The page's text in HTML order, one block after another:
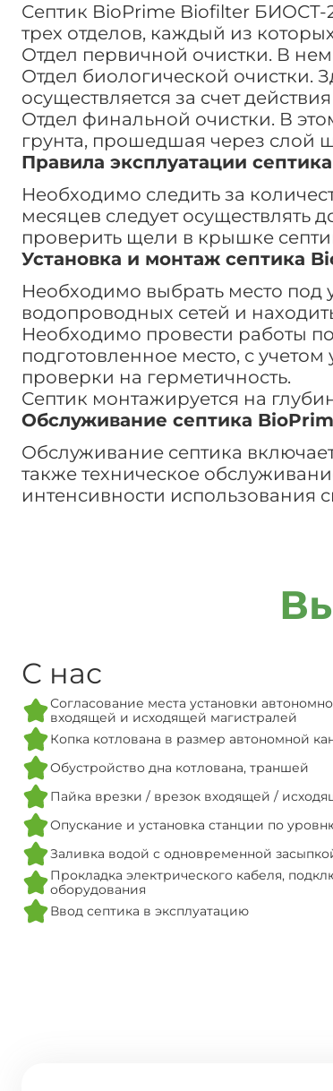
Септик BioPrime Biofilter БИОСТ-
трех отделов, каждый из
Отдел первичной очистки. В
Отдел биологической очистки.
осуществляется за счет
Отдел финальной очистки. В
грунта, прошедшая через слой
Правила эксплуатации
Необходимо следить за
месяцев следует осуществлять
проверить щели в крышке
Установка и монтаж септика
Необходимо выбрать место под
водопроводных сетей и
Необходимо провести работы
подготовленное место, с
проверки на герметичность.
Септик монтажируется на
Обслуживание септика
Обслуживание септика
также техническое
интенсивности использования
С нас
Согласование места установки
входящей и исходящей магистралей
Копка котлована в размер автономной
Обустройство дна котлована, траншей
Пайка врезки / врезок входящей /
Опускание и установка станции по
Заливка водой с одновременной
Прокладка электрического кабеля,
оборудования
Ввод септика в эксплуатацию